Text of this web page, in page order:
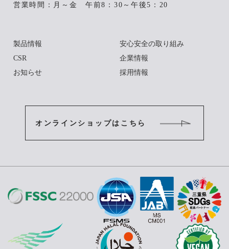
営業時間：月～金 午前8：30～午後5：20
製品情報
安心安全の取り組み
CSR
企業情報
お知らせ
採用情報
オンラインショップはこちら